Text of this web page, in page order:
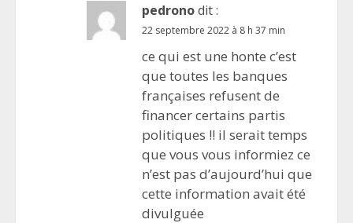
pedronodit :
22 septembre 2022 à 8 h 37 min
ce qui est une honte c’est
que toutes les banques
françaises refusent de
financer certains partis
politiques !! il serait temps
que vous vous informiez ce
n’est pas d’aujourd’hui que
cette information avait été
divulguée